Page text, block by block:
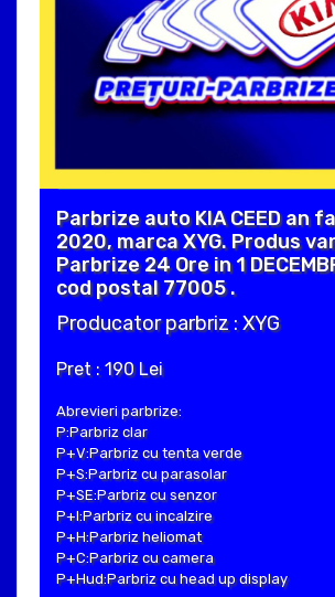
Parbrize auto KIA CEED an
2020, marca XYG. Produs
Parbrize 24 Ore in 1
cod postal 77005 .
Producator parbriz : XYG
Pret : 190 Lei
Abrevieri parbrize:
P:Parbriz clar
P+V:Parbriz cu tenta verde
P+S:Parbriz cu parasolar
P+SE:Parbriz cu senzor
P+I:Parbriz cu incalzire
P+H:Parbriz heliomat
P+C:Parbriz cu camera
P+Hud:Parbriz cu head up display